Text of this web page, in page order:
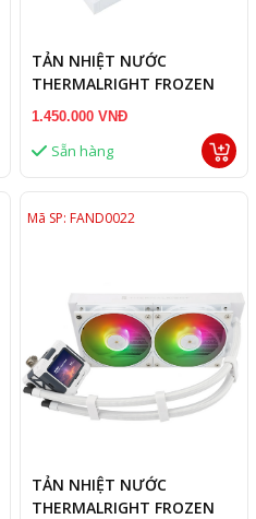
TẢN NHIỆT NƯỚC
THERMALRIGHT FROZEN
NOTTE 240 V2 ARGB
1.450.000 VNĐ
Sẵn hàng
Mã SP: FAND0022
TẢN NHIỆT NƯỚC
THERMALRIGHT FROZEN